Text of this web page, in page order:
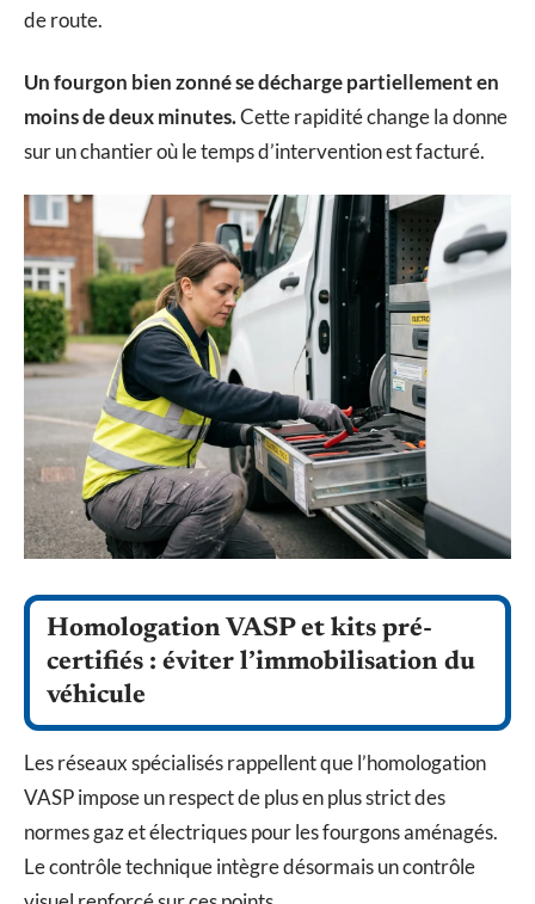
de route.
Un fourgon bien zonné se décharge partiellement en
moins de deux minutes.Cette rapidité change la donne
sur un chantier où le temps d’intervention est facturé.
Homologation VASP et kits pré-
certifiés : éviter l’immobilisation du
véhicule
Les réseaux spécialisés rappellent que l’homologation
VASP impose un respect de plus en plus strict des
normes gaz et électriques pour les fourgons aménagés.
Le contrôle technique intègre désormais un contrôle